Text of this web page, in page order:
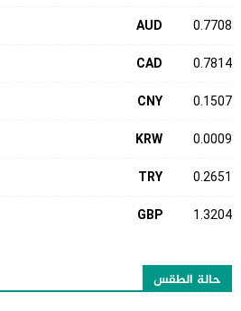
AUD 0.7708
CAD 0.7814
CNY 0.1507
KRW 0.0009
TRY 0.2651
GBP 1.3204
حالة الطقس